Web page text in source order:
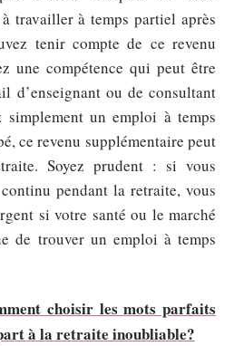
travailler à temps partiel après
tenir compte de ce revenu
une compétence qui peut être
d’enseignant ou de consultant
un emploi à temps
ce revenu supplémentaire peut
Soyez prudent : si vous
pendant la retraite, vous
si votre santé ou le marché
de trouver un emploi à temps
choisir les mots parfaits
à la retraite inoubliable?